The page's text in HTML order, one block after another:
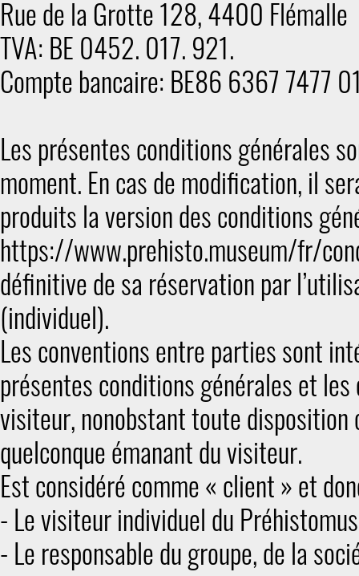
Rue de la Grotte 128, 4400 Flémalle
TVA: BE 0452. 017. 921.
Compte bancaire: BE86 6367 7477
Les présentes conditions générales
moment. En cas de modification, il
produits la version des conditions
https://www.prehisto.museum/fr/
définitive de sa réservation par
(individuel).
Les conventions entre parties sont
présentes conditions générales et
visiteur, nonobstant toute
quelconque émanant du visiteur.
Est considéré comme « client » et
- Le visiteur individuel du
- Le responsable du groupe, de la